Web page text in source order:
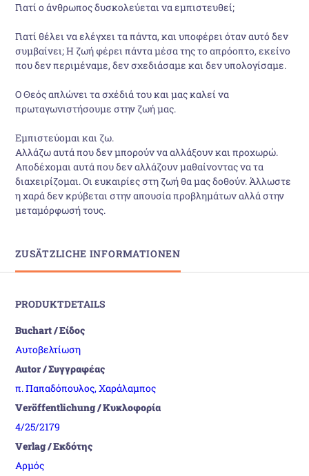
Γιατί ο άνθρωπος δυσκολεύεται να εμπιστευθεί;
Γιατί θέλει να ελέγχει τα πάντα, και υποφέρει όταν αυτό δεν
συμβαίνει; Η ζωή φέρει πάντα μέσα της το απρόοπτο, εκείνο
που δεν περιμέναμε, δεν σχεδιάσαμε και δεν υπολογίσαμε.
Ο Θεός απλώνει τα σχέδιά του και μας καλεί να
πρωταγωνιστήσουμε στην ζωή μας.
Εμπιστεύομαι και ζω.
Αλλάζω αυτά που δεν μπορούν να αλλάξουν και προχωρώ.
Αποδέχομαι αυτά που δεν αλλάζουν μαθαίνοντας να τα
διαχειρίζομαι. Οι ευκαιρίες στη ζωή θα μας δοθούν. Άλλωστε
η χαρά δεν κρύβεται στην απουσία προβλημάτων αλλά στην
μεταμόρφωσή τους.
ZUSÄTZLICHE INFORMATIONEN
PRODUKTDETAILS
Buchart / Είδος
Αυτοβελτίωση
Autor / Συγγραφέας
π. Παπαδόπουλος, Χαράλαμπος
Veröffentlichung / Κυκλοφορία
4/25/2179
Verlag / Εκδότης
Αρμός